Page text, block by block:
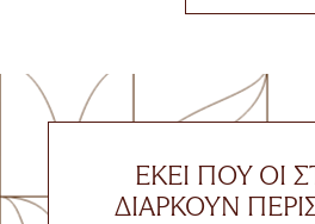
ΕΚΕΊ ΠΟΥ ΟΙ
ΔΙΑΡΚΟΎΝ